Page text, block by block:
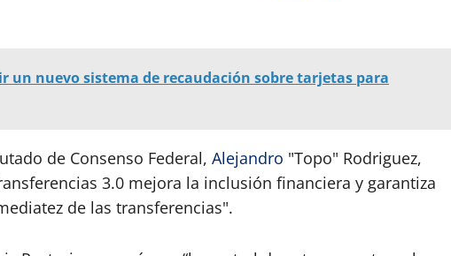
un nuevo sistema de recaudación sobre tarjetas para
de Consenso Federal, Alejandro "Topo" Rodriguez,
3.0 mejora la inclusión financiera y garantiza
de las transferencias".